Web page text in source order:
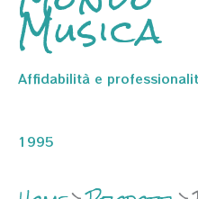
Musica
Affidabilità e
1995